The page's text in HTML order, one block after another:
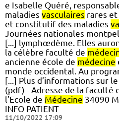
e Isabelle Quéré,
maladies vasculaires rares
et constitutif des maladies
Journées nationales
[...] lymphœdème. Elles
la célèbre faculté de
ancienne école de médecine
monde occidental. Au
[...] Plus d’informations sur
(pdf) - Adresse de la faculté
l’Ecole de Médecine 34090
INFO PATIENT
11/10/2022 17:09